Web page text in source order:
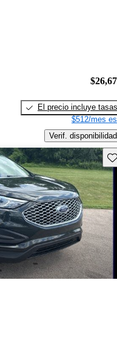
El precio incluye tasas
$512/mes
Verif. disponibilidad